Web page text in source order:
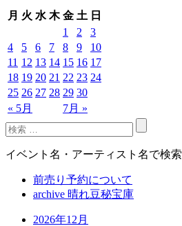
月 火 水 木 金 土 日
« 5月 7月 »
1 2
3
4
5 6 7 8 9
10
11 12 13 14 15 16 17
18 19 20 21 22 23 24
25 26 27 28 29 30
イベント名・アーティスト名で検索
前売り予約について
archive 晴れ豆秘宝庫
2026年12月